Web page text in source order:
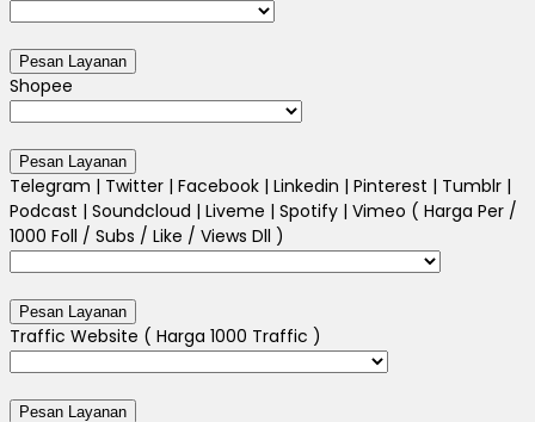
Shopee
Telegram | Twitter | Facebook | Linkedin | Pinterest | Tumblr |
Podcast | Soundcloud | Liveme | Spotify | Vimeo ( Harga Per /
1000 Foll / Subs / Like / Views Dll )
Traffic Website ( Harga 1000 Traffic )